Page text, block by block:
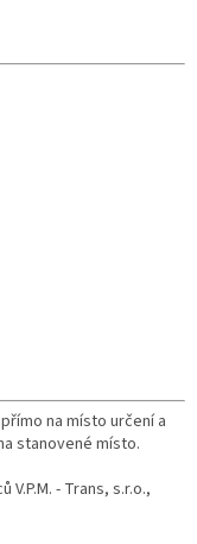
na místo určení a
stanovené místo.
- Trans, s.r.o.,